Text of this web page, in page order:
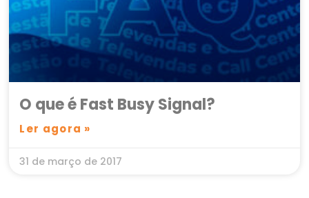
O que é Fast Busy Signal?
Ler agora »
31 de março de 2017